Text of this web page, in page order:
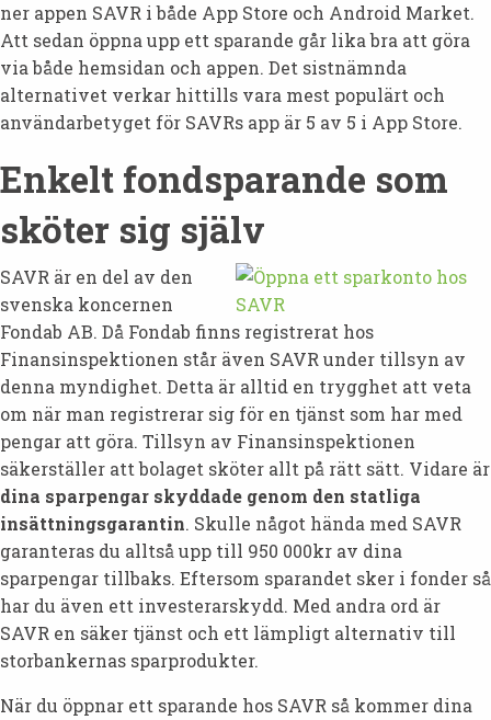
ner appen SAVR i både App Store och Android Market.
Att sedan öppna upp ett sparande går lika bra att göra
via både hemsidan och appen. Det sistnämnda
alternativet verkar hittills vara mest populärt och
användarbetyget för SAVRs app är 5 av 5 i App Store.
Enkelt fondsparande som
sköter sig själv
SAVR är en del av den
svenska koncernen
Fondab AB. Då Fondab finns registrerat hos
Finansinspektionen står även SAVR under tillsyn av
denna myndighet. Detta är alltid en trygghet att veta
om när man registrerar sig för en tjänst som har med
pengar att göra. Tillsyn av Finansinspektionen
säkerställer att bolaget sköter allt på rätt sätt. Vidare är
dina sparpengar skyddade genom den statliga
insättningsgarantin. Skulle något hända med SAVR
garanteras du alltså upp till 950 000kr av dina
sparpengar tillbaks. Eftersom sparandet sker i fonder så
har du även ett investerarskydd. Med andra ord är
SAVR en säker tjänst och ett lämpligt alternativ till
storbankernas sparprodukter.
När du öppnar ett sparande hos SAVR så kommer dina